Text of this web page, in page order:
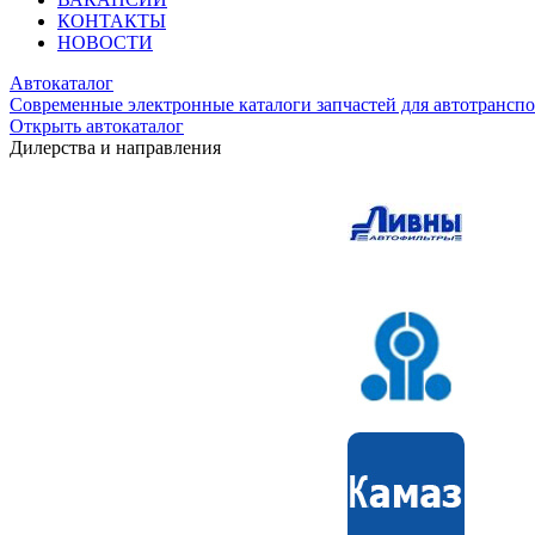
КОНТАКТЫ
НОВОСТИ
Автокаталог
Современные электронные каталоги запчастей для
Открыть автокаталог
Дилерства и направления